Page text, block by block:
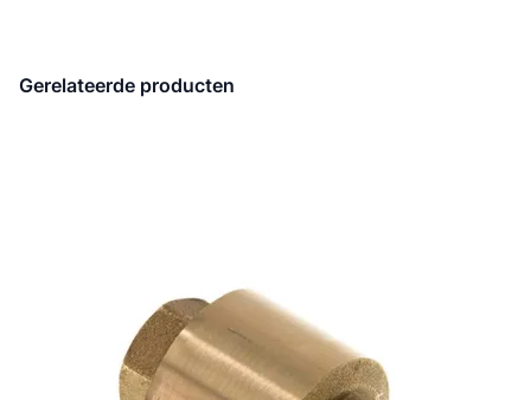
Gerelateerde producten